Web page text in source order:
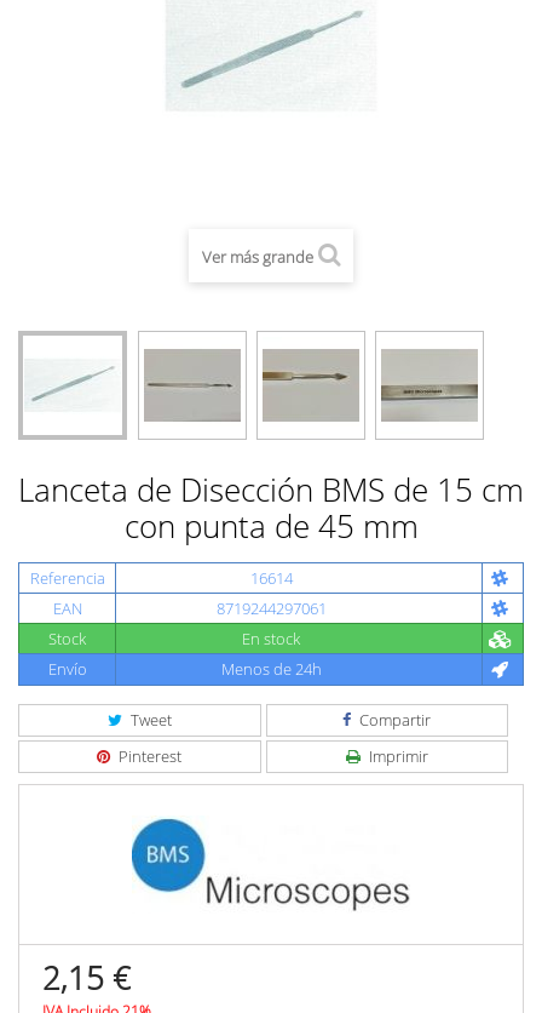
Ver más grande
Lanceta de Disección BMS de 15 cm
con punta de 45 mm
Referencia
16614
EAN
8719244297061
Stock
En stock
Envío
Menos de 24h
Tweet
Compartir
Pinterest
Imprimir
2,15 €